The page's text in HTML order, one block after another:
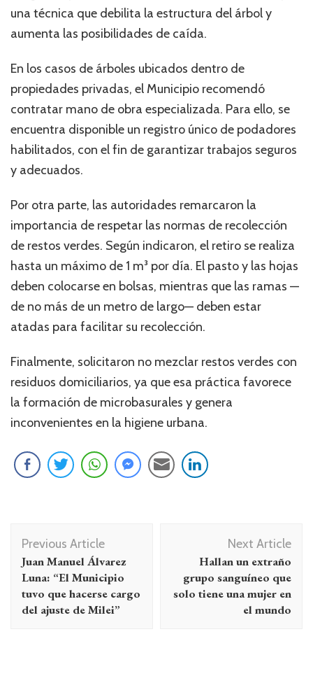
una técnica que debilita la estructura del árbol y
aumenta las posibilidades de caída.
En los casos de árboles ubicados dentro de
propiedades privadas, el Municipio recomendó
contratar mano de obra especializada. Para ello, se
encuentra disponible un registro único de podadores
habilitados, con el fin de garantizar trabajos seguros
y adecuados.
Por otra parte, las autoridades remarcaron la
importancia de respetar las normas de recolección
de restos verdes. Según indicaron, el retiro se realiza
hasta un máximo de 1 m³ por día. El pasto y las hojas
deben colocarse en bolsas, mientras que las ramas —
de no más de un metro de largo— deben estar
atadas para facilitar su recolección.
Finalmente, solicitaron no mezclar restos verdes con
residuos domiciliarios, ya que esa práctica favorece
la formación de microbasurales y genera
inconvenientes en la higiene urbana.
Navegación
de
entradas
Previous Article
Juan Manuel Álvarez
Luna: “El Municipio
tuvo que hacerse cargo
del ajuste de Milei”
Next Article
Hallan un extraño
grupo sanguíneo que
solo tiene una mujer en
el mundo